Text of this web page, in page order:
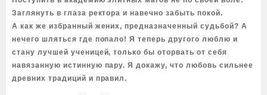
Заглянуть в глаза ректора и навечно забыть покой.
А как же избранный жених, предназначенный судьбой? А
нечего шляться где попало! Я теперь другого люблю и
стану лучшей ученицей, только бы оторвать от себя
навязанную истинную пару. Я докажу, что любовь сильнее
древних традиций и правил.